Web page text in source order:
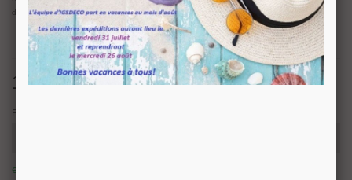
disponible en finitionlaiton poli, nickel satiné ou bronze yester.
19,62 € TTC
Finition
en stock : expédition sous 24/48 heures.